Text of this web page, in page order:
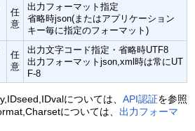
任
意
出力フォーマット指定
省略時json(またはアプリケーション
キー毎に指定のフォーマット)
任
意
出力文字コード指定・省略時UTF8
出力フォーマットjson,xml時は常にUT
F-8
については、API認証を参照
については、 出力フォーマ